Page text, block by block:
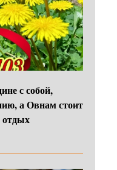
с собой,
а Овнам стоит
отдых